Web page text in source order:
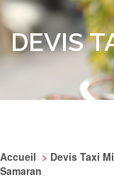
DEVIS
Accueil > Devis Taxi
Samaran